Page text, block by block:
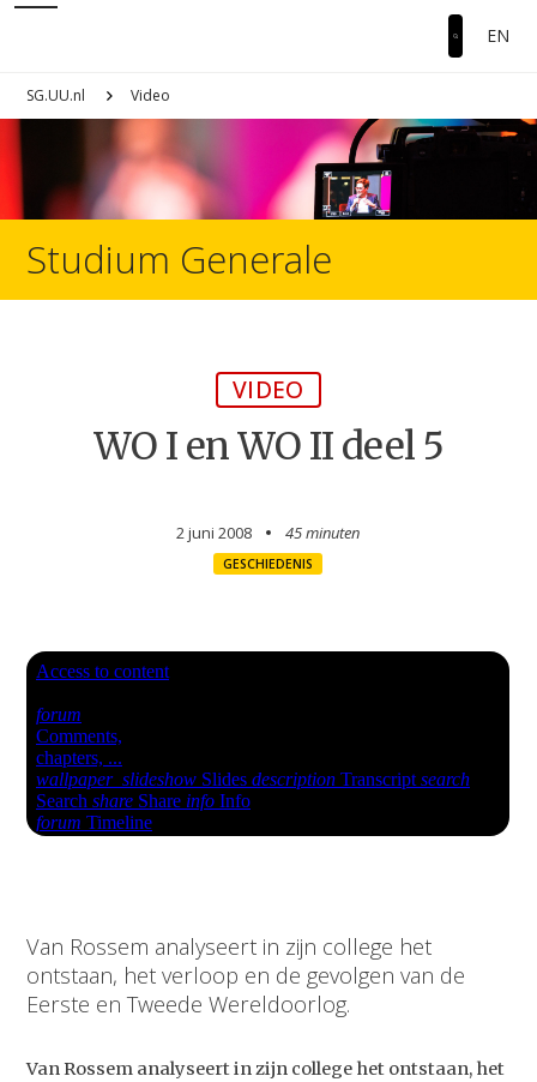
EN
SG.UU.nl Video
Studium Generale
VIDEO
WO I en WO II deel 5
2 juni 2008 45 minuten
GESCHIEDENIS
Van Rossem analyseert in zijn college het
ontstaan, het verloop en de gevolgen van de
Eerste en Tweede Wereldoorlog.
Van Rossem analyseert in zijn college het ontstaan, het